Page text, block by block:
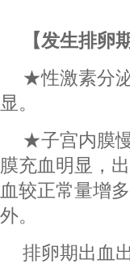
【发生排卵
★性激素分
显。
★子宫内膜
膜充血明显，
血较正常量增
外。
排卵期出血